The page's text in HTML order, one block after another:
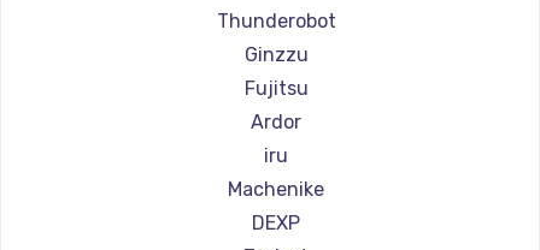
Thunderobot
Ginzzu
Fujitsu
Ardor
iru
Machenike
DEXP